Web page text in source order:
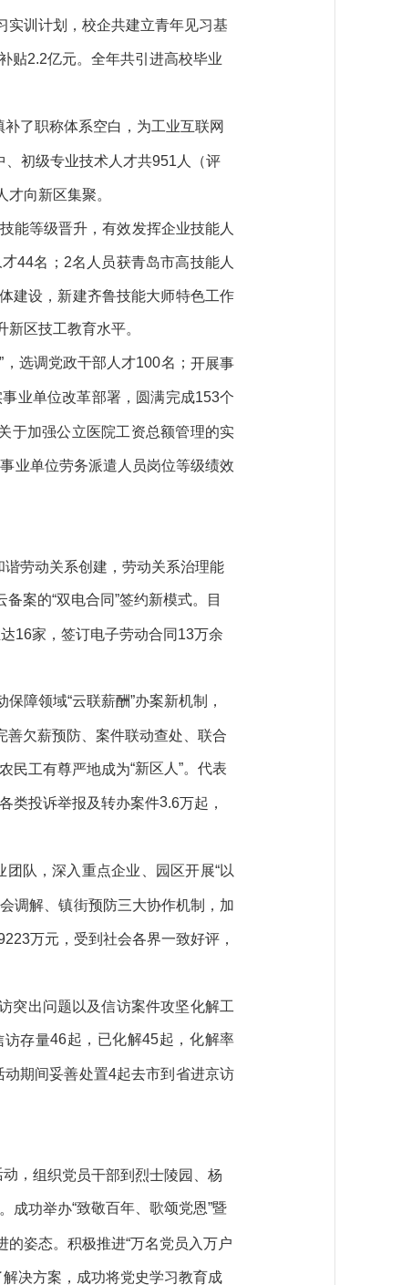
实训计划 ，校企共建立青年见习基
贴2.2亿元。全年共引进高校毕业
补了职称体系空白， 为工业互联网
、初级专业技术人才共951人 （评
才向新区集聚。
能等级晋升，有效发挥企业技能人
才44名； 2名人员获青岛市高技能人
建设，新建齐鲁技能大师特色工作
区技工教育水平。
，选调党政干部人才100名； 开展事
事业单位改革部署， 圆满完成153个
于加强公立医院工资总额管理的实
业单位劳务派遣人员岗位等级绩效
劳动关系创建，劳动关系治理能
案的“双电合同”签约新模式。目
16家，签订电子劳动合同13万余
障领域“云联薪酬”办案新机制，
善欠薪预防、案件联动查处、联合
民工有尊严地成为“新区人”。代表
类投诉举报及转办案件3.6万起，
团队，深入重点企业、园区开展“以
调解、镇街预防三大协作机制，加
万元，受到社会各界一致好评，
突出问题以及信访案件攻坚化解工
访存量46起，已化解45起，化解率
期间妥善处置4起去市到省进京访
， 组织党员干部到烈士陵园、 杨
。 成功举办“致敬百年、歌颂党恩”暨
的姿态。 积极推进“万名党员入万户
决方案，成功将党史学习教育成